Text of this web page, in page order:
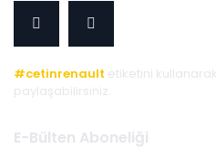
#cetinrenault etiketini
paylaşabilirsiniz.
E-Bülten Aboneliği